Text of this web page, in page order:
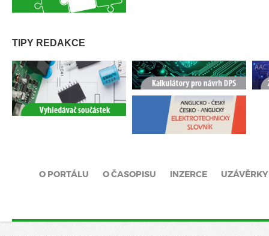
TIPY REDAKCE
O PORTÁLU O ČASOPISU INZERCE UZÁVĚRKY